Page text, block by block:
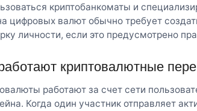
криптобанкоматы и
цифровых валют обычно требует
личности, если это предусмотрено
криптовалютные
работают за счет сети
Когда один участник отправляет